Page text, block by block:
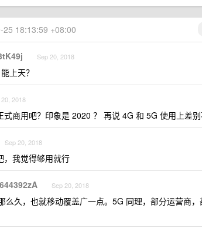
25 18:13:59 +08:00
Sep 20, 2018
上天？
20, 2018
式商用吧？印象是 2020 ？ 再说 4G 和 5G 使用上差
Sep 20, 2018
，我觉得够用就行
Sep 20, 2018
么久，也就移动覆盖广一点。5G 同理，部分运营商